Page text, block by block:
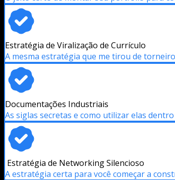
Estratégia de Viralização de Currículo
A mesma estratégia que me tirou de
Documentações Industriais
As siglas secretas e como utilizar elas
Estratégia de Networking Silencioso
A estratégia certa para você começar a